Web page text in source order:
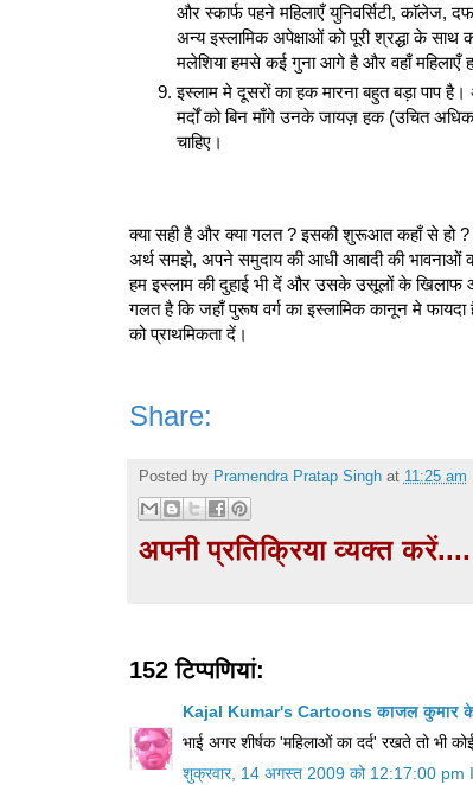
और स्कार्फ पहने महिलाएँ युनिवर्सिटी, काॅलेज,
अन्य इस्लामिक अपेक्षाओं को पूरी श्रद्धा के
मलेशिया हमसे कई गुना आगे है और वहाँ महिलाएँ
इस्लाम मे दूसरों का हक मारना बहुत बड़ा पाप
मर्दों को बिन माँगे उनके जायज़ हक (उचित
चाहिए।
क्या सही है और क्या गलत ? इसकी शुरूआत कहाँ से हो
अर्थ समझे, अपने समुदाय की आधी आबादी की
हम इस्लाम की दुहाई भी दें और उसके उसूलों के खिलाफ
गलत है कि जहाँ पुरूष वर्ग का इस्लामिक कानून मे
को प्राथमिकता दें।
Share:
Posted by Pramendra Pratap Singh at 11:25 am
अपनी प्रतिक्रिया व्यक्त करें....
152 टिप्‍पणियां:
Kajal Kumar's Cartoons काजल कुमार के
भाई अगर शीर्षक 'महिलाओं का दर्द' रखते तो भी
शुक्रवार, 14 अगस्त 2009 को 12:17:00 pm